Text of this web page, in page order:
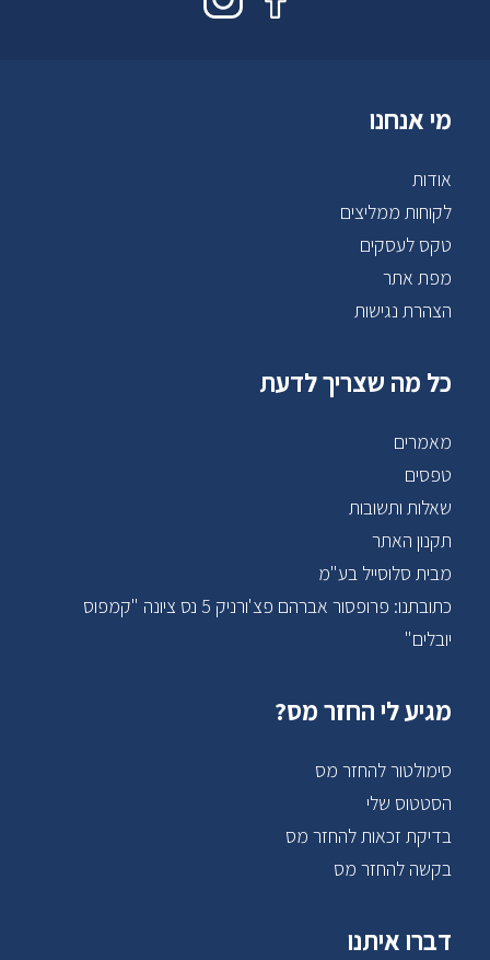
מי אנחנו
אודות
לקוחות ממליצים
טקס לעסקים
מפת אתר
הצהרת נגישות
כל מה שצריך לדעת
מאמרים
טפסים
שאלות ותשובות
תקנון האתר
מבית סלוסייל בע"מ
כתובתנו: פרופסור אברהם פצ'ורניק 5 נס ציונה "קמפוס
יובלים"
מגיע לי החזר מס?
סימולטור להחזר מס
הסטטוס שלי
בדיקת זכאות להחזר מס
בקשה להחזר מס
דברו איתנו